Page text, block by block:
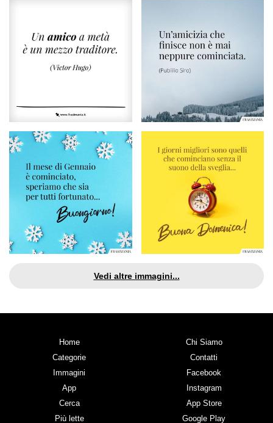
Vedi altre immagini...
Home
Categorie
Immagini
App
Cerca
Più lette
Chi Siamo
Contatti
Facebook
Instagram
App Store
Google Play